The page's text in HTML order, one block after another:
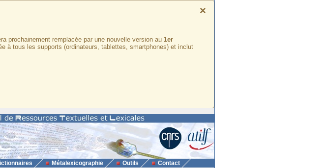
×
prochainement remplacée par une nouvelle version au 1er
à tous les supports (ordinateurs, tablettes, smartphones) et inclut
Métalexicographie Outils Contact